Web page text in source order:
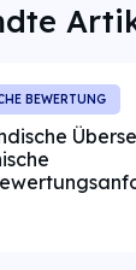
BEWERTUNG